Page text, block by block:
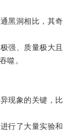
黑洞相比，其奇
强、质量极大且
噬。
现象的关键，比
行了大量实验和